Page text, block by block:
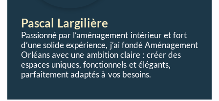
Pascal Largilière
Passionné par l’aménagement intérieur et fort
d’une solide expérience, j’ai fondé Aménagement
Orléans avec une ambition claire : créer des
espaces uniques, fonctionnels et élégants,
parfaitement adaptés à vos besoins.